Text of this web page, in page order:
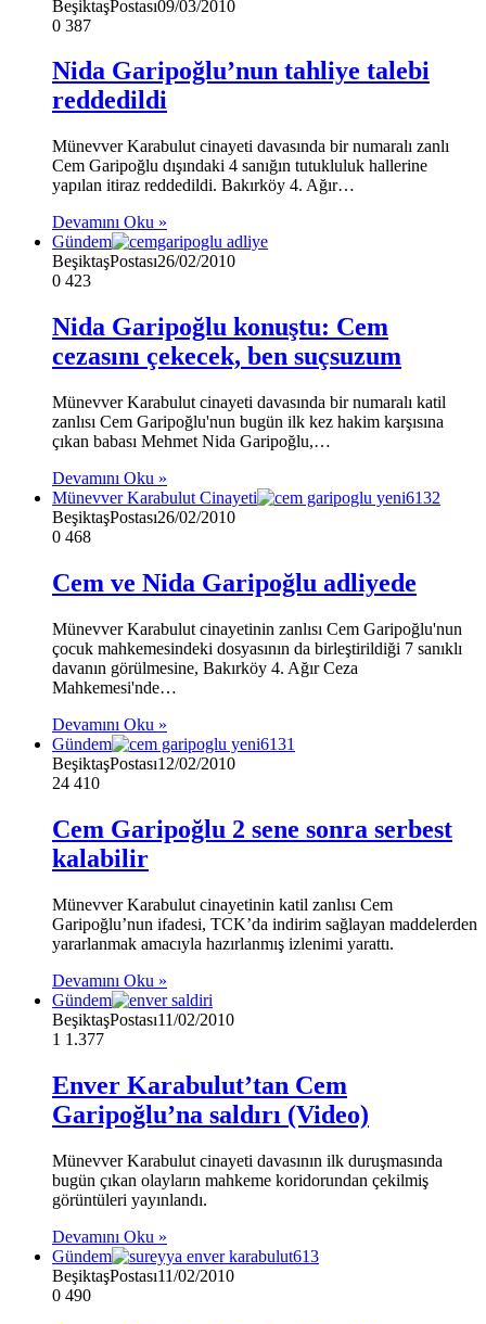
BeşiktaşPostası09/03/2010
0 387
Nida Garipoğlu’nun tahliye talebi
reddedildi
Münevver Karabulut cinayeti davasında bir numaralı zanlı
Cem Garipoğlu dışındaki 4 sanığın tutukluluk hallerine
yapılan itiraz reddedildi. Bakırköy 4. Ağır…
Devamını Oku »
Gündem
BeşiktaşPostası26/02/2010
0 423
Nida Garipoğlu konuştu: Cem
cezasını çekecek, ben suçsuzum
Münevver Karabulut cinayeti davasında bir numaralı katil
zanlısı Cem Garipoğlu'nun bugün ilk kez hakim karşısına
çıkan babası Mehmet Nida Garipoğlu,…
Devamını Oku »
Münevver Karabulut Cinayeti
BeşiktaşPostası26/02/2010
0 468
Cem ve Nida Garipoğlu adliyede
Münevver Karabulut cinayetinin zanlısı Cem Garipoğlu'nun
çocuk mahkemesindeki dosyasının da birleştirildiği 7 sanıklı
davanın görülmesine, Bakırköy 4. Ağır Ceza
Mahkemesi'nde…
Devamını Oku »
Gündem
BeşiktaşPostası12/02/2010
24 410
Cem Garipoğlu 2 sene sonra serbest
kalabilir
Münevver Karabulut cinayetinin katil zanlısı Cem
Garipoğlu’nun ifadesi, TCK’da indirim sağlayan maddelerden
yararlanmak amacıyla hazırlanmış izlenimi yarattı.
Devamını Oku »
Gündem
BeşiktaşPostası11/02/2010
1 1.377
Enver Karabulut’tan Cem
Garipoğlu’na saldırı (Video)
Münevver Karabulut cinayeti davasının ilk duruşmasında
bugün çıkan olayların mahkeme koridorundan çekilmiş
görüntüleri yayınlandı.
Devamını Oku »
Gündem
BeşiktaşPostası11/02/2010
0 490